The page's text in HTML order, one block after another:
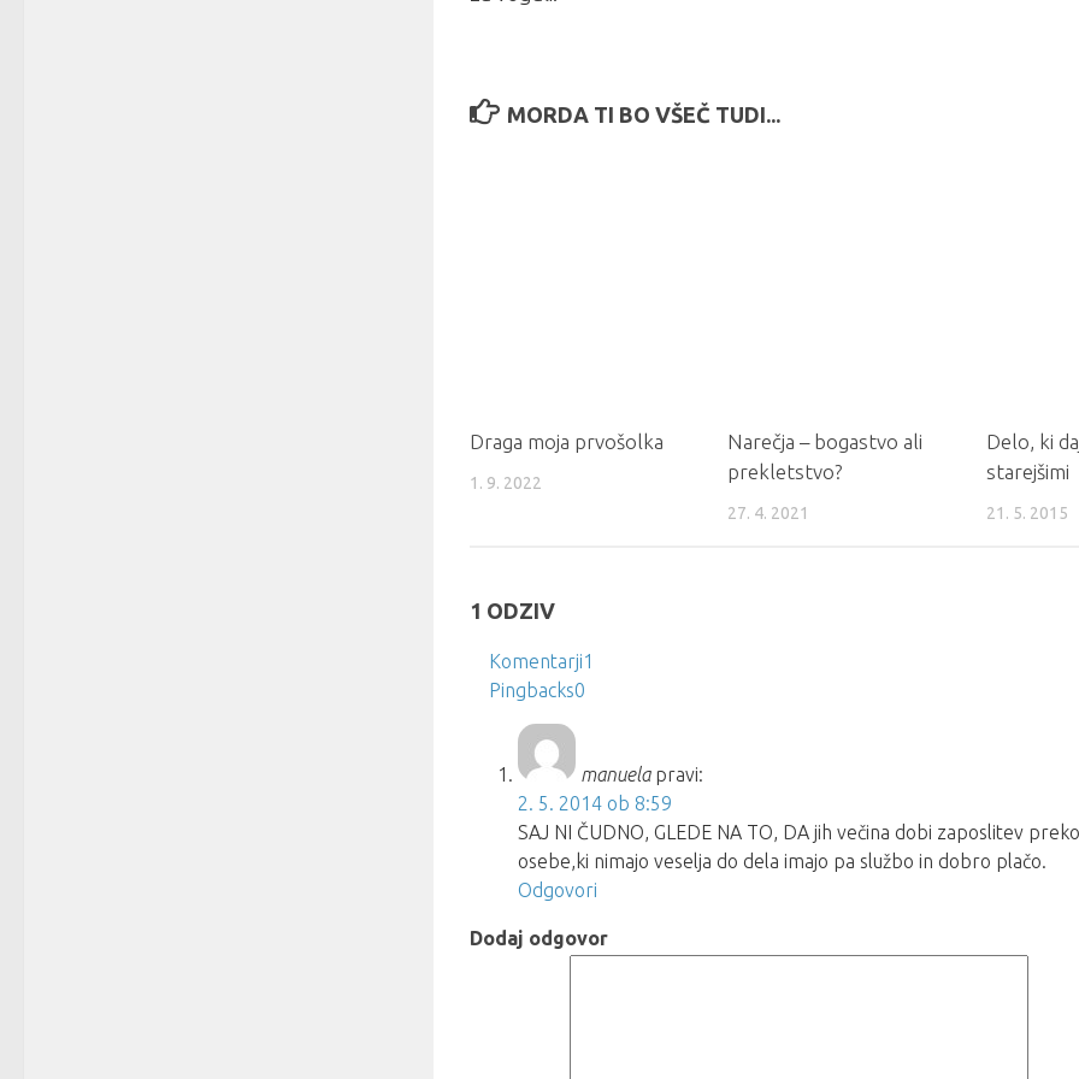
MORDA TI BO VŠEČ TUDI...
Draga moja prvošolka
1. 9. 2022
Narečja – bogastvo ali
prekletstvo?
27. 4. 2021
Delo, ki
starejšimi
21. 5. 2015
1 ODZIV
Komentarji1
Pingbacks0
manuela pravi:
2. 5. 2014 ob 8:59
SAJ NI ČUDNO, GLEDE NA TO, DA jih večina dobi zaposlitev
osebe,ki nimajo veselja do dela imajo pa službo in dobro plačo.
Odgovori
Dodaj odgovor